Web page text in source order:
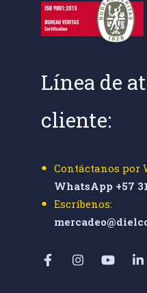
Línea de
cliente:
Contáctanos por
WhatsApp +57
Escríbenos: